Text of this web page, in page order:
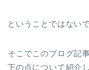
ということではない
そこでこのブログ記
下の点について紹介